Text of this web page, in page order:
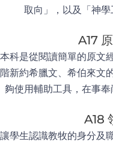
取向」，以及「神學
A17
本科是從閱讀簡單的原文
階新約希臘文、希伯來文
夠使用輔助工具，在事奉
A18
讓學生認識教牧的身分及